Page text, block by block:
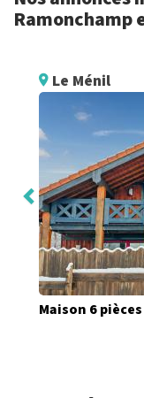
Ramonchamp
Le Ménil
Maison 6 pièces